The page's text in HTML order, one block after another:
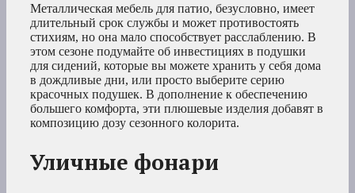
Металлическая мебель для патио, безусловно, имеет
длительный срок службы и может противостоять
стихиям, но она мало способствует расслаблению. В
этом сезоне подумайте об инвестициях в подушки
для сидений, которые вы можете хранить у себя дома
в дождливые дни, или просто выберите серию
красочных подушек. В дополнение к обеспечению
большего комфорта, эти плюшевые изделия добавят в
композицию дозу сезонного колорита.
Уличные фонари